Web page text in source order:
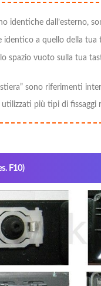
identiche dall’esterno,
identico a quello della tua
spazio vuoto sulla tua
sono riferimenti
più tipi di
F10)